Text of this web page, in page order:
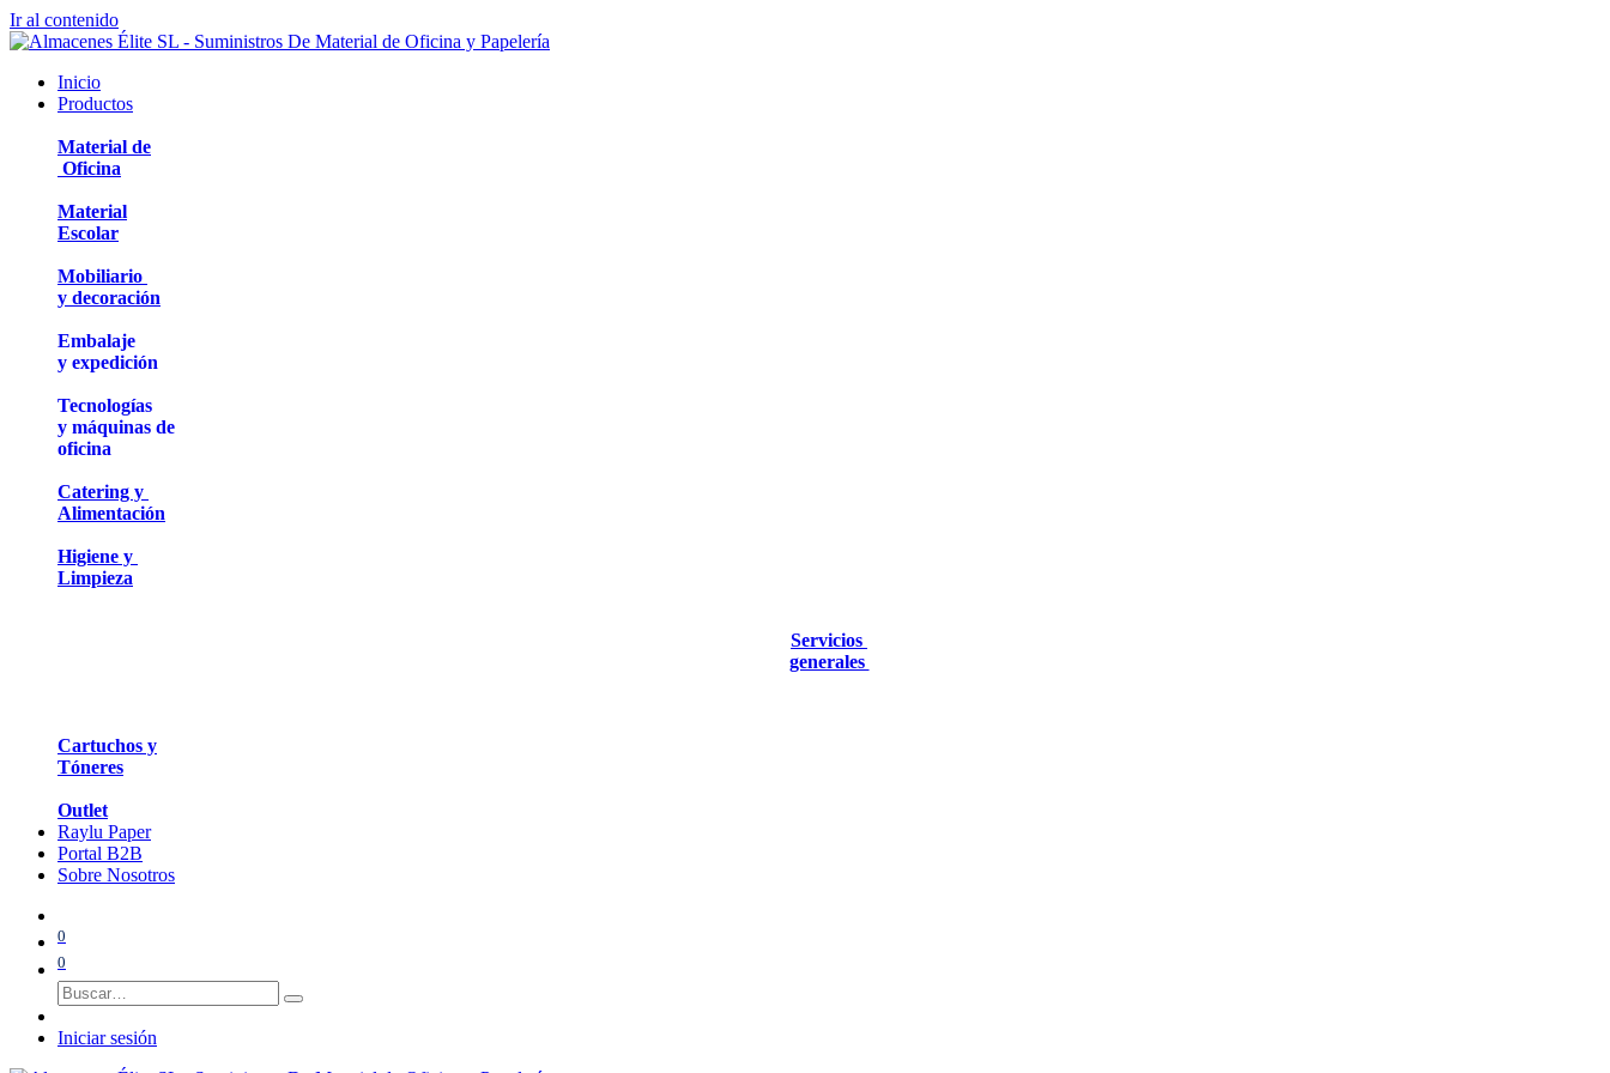
Ir al contenido
Inicio
Productos
Material de
Oficina
Material
Escolar
Mobiliario
y decoración
Embalaje
y expedición
Tecnologías
y máquinas de
oficina
Catering y
Alimentación
Higiene y
Limpieza
Servicios
generales
Cartuchos y
Tóneres
Outlet
Raylu Paper
Portal B2B
Sobre Nosotros
0
0
Iniciar sesión